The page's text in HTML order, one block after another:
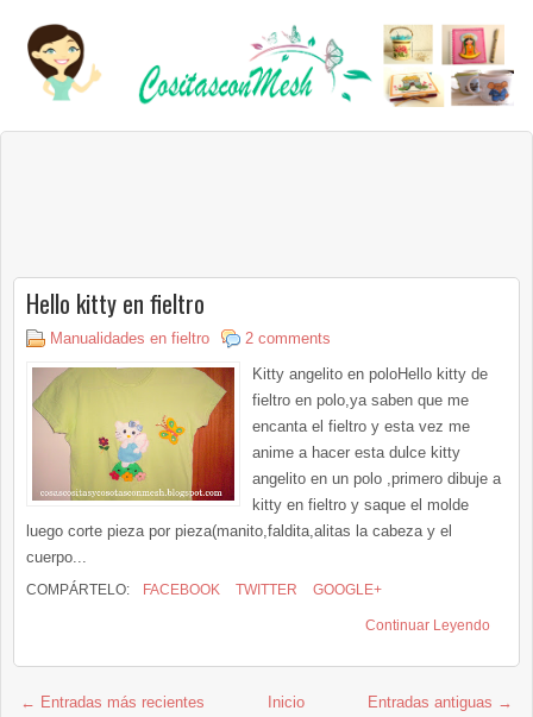
Hello kitty en fieltro
Manualidades en fieltro
2 comments
Kitty angelito en poloHello kitty de
fieltro en polo,ya saben que me
encanta el fieltro y esta vez me
anime a hacer esta dulce kitty
angelito en un polo ,primero dibuje a
kitty en fieltro y saque el molde
luego corte pieza por pieza(manito,faldita,alitas la cabeza y el
cuerpo...
COMPÁRTELO: FACEBOOK TWITTER GOOGLE+
Continuar Leyendo
← Entradas más recientes Entradas antiguas →
Inicio